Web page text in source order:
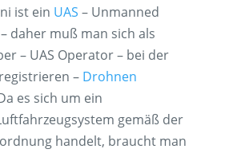
ist ein UAS – Unmanned
daher muß man sich als
– UAS Operator – bei der
– Drohnen
es sich um ein
gemäß der
handelt, braucht man